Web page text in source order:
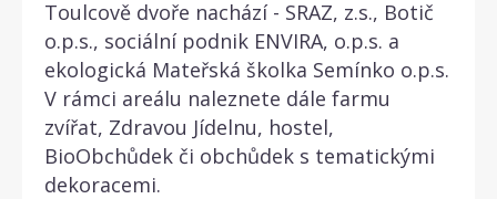
Toulcově dvoře nachází - SRAZ, z.s., Botič
o.p.s., sociální podnik ENVIRA, o.p.s. a
ekologická Mateřská školka Semínko o.p.s.
V rámci areálu naleznete dále farmu
zvířat, Zdravou Jídelnu, hostel,
BioObchůdek či obchůdek s tematickými
dekoracemi.